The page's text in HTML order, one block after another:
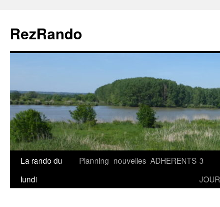
contenu
RezRando
La rando du
lundi
Planning nouvelles ADHERENTS 3